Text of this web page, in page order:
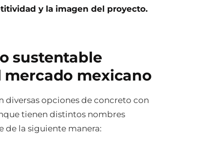
y la imagen del proyecto.
sustentable
mexicano
diversas opciones de concreto con
tienen distintos nombres
de la siguiente manera: